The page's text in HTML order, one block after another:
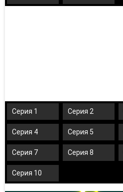
Серия 1 Серия 2
Серия 4 Серия 5
Серия 7 Серия 8
Серия 10